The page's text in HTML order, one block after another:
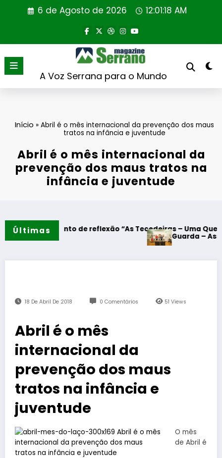
6 de Agosto de 2026 12:01:18 AM
A Voz Serrana para o Mundo
Início » Abril é o mês internacional da prevenção dos maus
tratos na infância e juventude
Abril é o mês internacional da
prevenção dos maus tratos na
infância e juventude
Últimasde reflexão “As Tecedeiras – Uma Questão de
Guarda – Assinatura
18 De Abril De 2018 0 Comentários 51Views
Abril é o mês
internacional da
prevenção dos maus
tratos na infância e
juventude
O mês
de Abril é